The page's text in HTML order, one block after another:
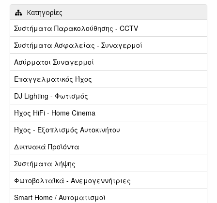
Κατηγορίες
Συστήματα Παρακολούθησης - CCTV
Συστήματα Ασφαλείας - Συναγερμοί
Ασύρματοι Συναγερμοί
Επαγγελματικός Ήχος
DJ Lighting - Φωτισμός
Ήχος HiFi - Home Cinema
Ήχος - Εξοπλισμός Αυτοκινήτου
Δικτυακά Προϊόντα
Συστήματα λήψης
Φωτοβολταϊκά - Ανεμογεννήτριες
Smart Home / Αυτοματισμοί